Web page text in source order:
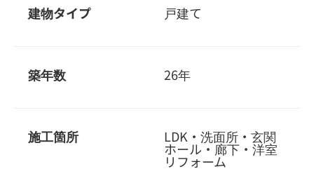
建物タイプ 戸建て
築年数 26年
施工箇所 LDK・洗面所・玄関
ホール・廊下・洋室
リフォーム